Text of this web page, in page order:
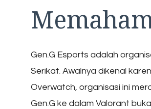
Gen.G Esports adalah
Serikat. Awalnya dikenal
Overwatch, organisasi ini
Gen.G ke dalam Valorant